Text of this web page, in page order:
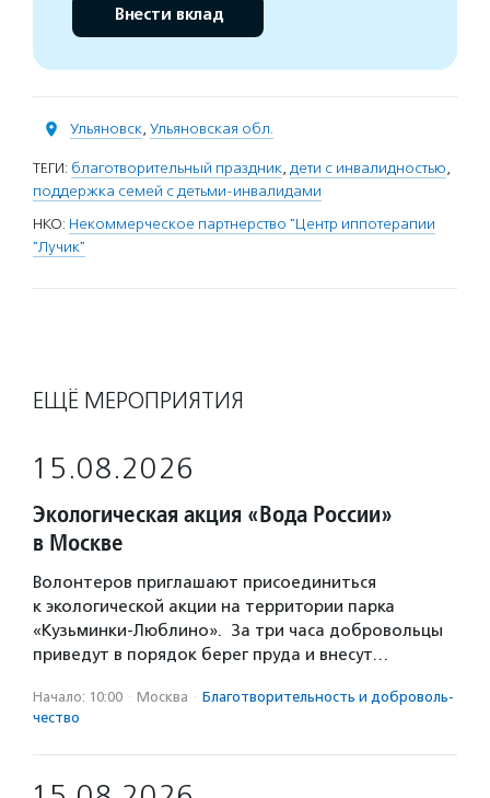
Внести вклад
Ульяновск, Ульяновская обл.
ТЕГИ: благотворительный праздник, дети с инвалидностью,
поддержка семей с детьми-инвалидами
НКО: Некоммерческое партнерство "Центр иппотерапии
"Лучик"
ЕЩЁ МЕРОПРИЯТИЯ
15.08.2026
Экологическая акция «Вода России»
в Москве
Волонтеров приглашают присоединиться
к экологической акции на территории парка
«Кузьминки-Люблино». За три часа добровольцы
приведут в порядок берег пруда и внесут…
Начало: 10:00 · Москва · Благотвори­тель­ность и доброволь­
чест­во